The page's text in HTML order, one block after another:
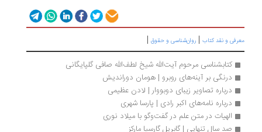
و نقد کتاب|روان‌شناسی و حقوق|
کتابشناسی مرحوم آیت‌الله شیخ لطف‌الله صافی گلپایگانی
درنگی بر آینه‌های روبرو | هومان دوراندیش
درباره تصاویر زیبای دوبووار | لادن عظیمی
درباره نامه‌‌های اکبر رادی | پارسا شهری
الهیات در متن علم در گفت‌وگو با میلاد نوری
صد سال تنهایی | گابریل گارسیا مارکز